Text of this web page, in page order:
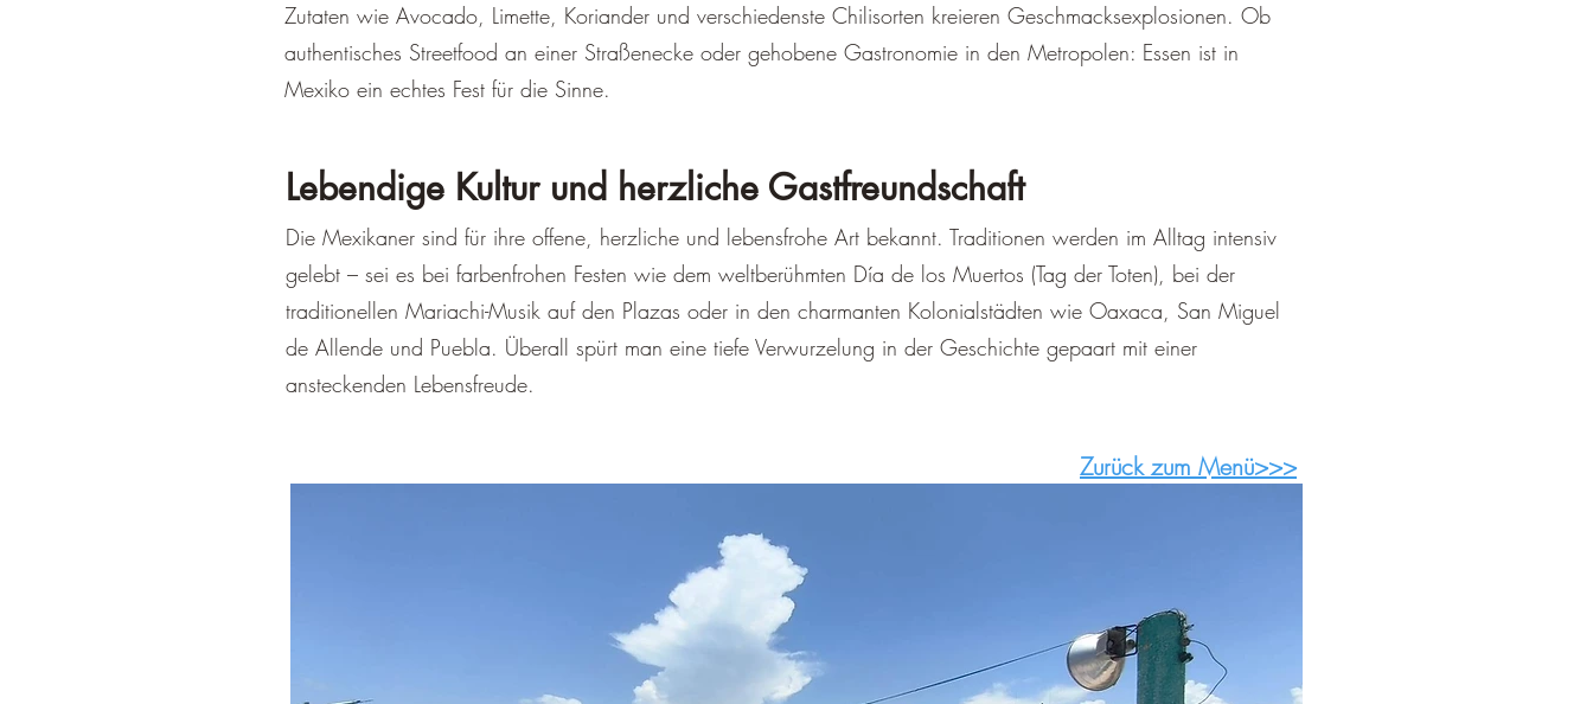
Zutaten wie Avocado, Limette, Koriander und verschiedenste Chilisorten kreieren Geschmacksexplosionen. Ob
authentisches Streetfood an einer Straßenecke oder gehobene Gastronomie in den Metropolen: Essen ist in
Mexiko ein echtes Fest für die Sinne.
Lebendige Kultur und herzliche Gastfreundschaft
Die Mexikaner sind für ihre offene, herzliche und lebensfrohe Art bekannt. Traditionen werden im Alltag intensiv
gelebt – sei es bei farbenfrohen Festen wie dem weltberühmten Día de los Muertos (Tag der Toten), bei der
traditionellen Mariachi-Musik auf den Plazas oder in den charmanten Kolonialstädten wie Oaxaca, San Miguel
de Allende und Puebla. Überall spürt man eine tiefe Verwurzelung in der Geschichte gepaart mit einer
ansteckenden Lebensfreude.
Zurück zum Menü>>>